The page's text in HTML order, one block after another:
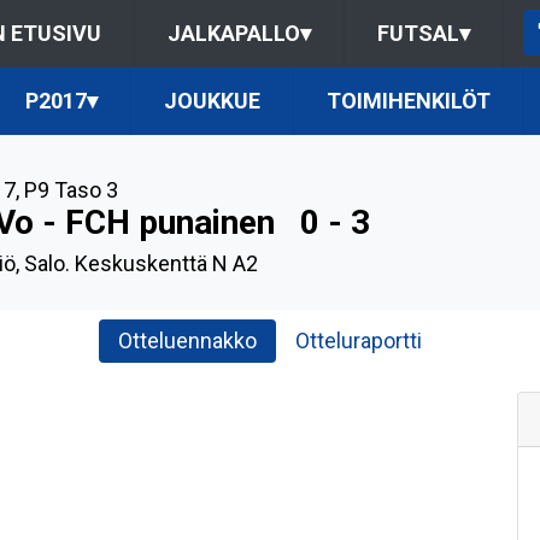
ETUSIVU JALKAPALLO▾ FUTSAL▾
P2017▾ JOUKKUE TOIMIHENKILÖT
, P9 Taso 3
- FCH punainen 0 - 3
Salo. Keskuskenttä N A2
Otteluennakko Otteluraportti